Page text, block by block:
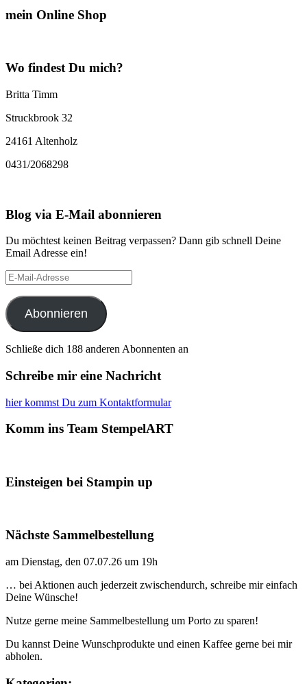
mein Online Shop
Wo findest Du mich?
Britta Timm
Struckbrook 32
24161 Altenholz
0431/2068298
Blog via E-Mail abonnieren
Du möchtest keinen Beitrag verpassen? Dann gib schnell Deine
Email Adresse ein!
E-
Mail-
Adresse
Abonnieren
Schließe dich 188 anderen Abonnenten an
Schreibe mir eine Nachricht
hier kommst Du zum Kontaktformular
Komm ins Team StempelART
Einsteigen bei Stampin up
Nächste Sammelbestellung
am Dienstag, den 07.07.26 um 19h
… bei Aktionen auch jederzeit zwischendurch, schreibe mir einfach
Deine Wünsche!
Nutze gerne meine Sammelbestellung um Porto zu sparen!
Du kannst Deine Wunschprodukte und einen Kaffee gerne bei mir
abholen.